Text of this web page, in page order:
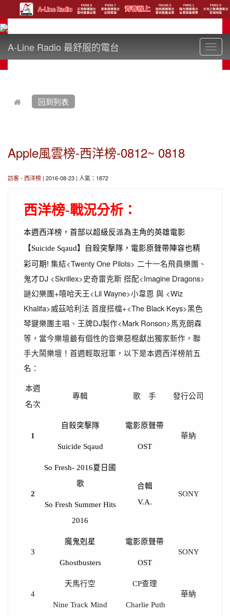
A-Line Radio 最舒服的電台
回到列表
Apple風雲榜-西洋榜-0812~ 0818
訪客- 西洋榜 | 2016-08-23 | 人氣：1872
西洋榜-戰況分析：
本週西洋榜，首部以超級反派為主角的英雄電影
【Suicide Sqaud】自殺突擊隊，電影原聲帶陣容也精
彩可期! 集結<Twenty One Pilots> 二十一名飛員樂團、
鬼才DJ <Skrillex>史奇雷克斯 搭配<Imagine Dragons>
謎幻樂團+嘻哈天王<Lil Wayne>小韋恩 與 <Wiz
Khalifa>威茲哈利法 首度搭檔+<The Black Keys>黑色
琴鍵樂團主唱、王牌DJ製作<Mark Ronson>馬克朗森
等，當今樂壇最有個性的音樂惡棍獻出獨家新作，聯
手大鬧樂壇！首週輕取冠軍，以下是本週西洋榜前五
名：
本週
名次
專輯 歌 手 發行公司
1
自殺突擊隊
Suicide Sqaud
電影原聲帶
OST
華納
2
So Fresh- 2016夏日國
歌
So Fresh Summer Hits
2016
合輯
V.A.
SONY
3
魔鬼剋星
Ghostbusters
電影原聲帶
OST
SONY
4
天馬行空
Nine Track Mind
CP查理
Charlie Puth
華納